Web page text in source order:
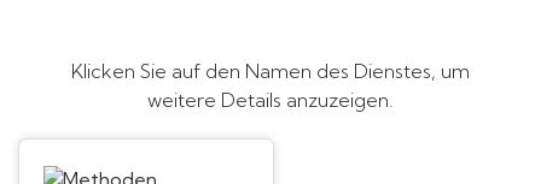
Klicken Sie auf den Namen des Dienstes, um
weitere Details anzuzeigen.